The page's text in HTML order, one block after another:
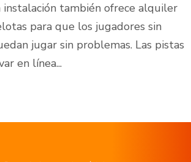
instalación también ofrece alquiler
para que los jugadores sin
jugar sin problemas. Las pistas
en línea...